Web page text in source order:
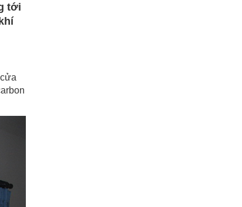
tới